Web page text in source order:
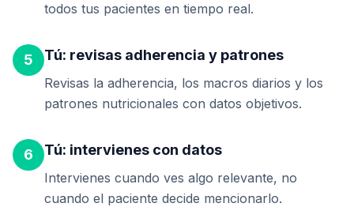
todos tus pacientes en tiempo real.
5 Tú: revisas adherencia y patrones
Revisas la adherencia, los macros diarios y los
patrones nutricionales con datos objetivos.
6 Tú: intervienes con datos
Intervienes cuando ves algo relevante, no
cuando el paciente decide mencionarlo.